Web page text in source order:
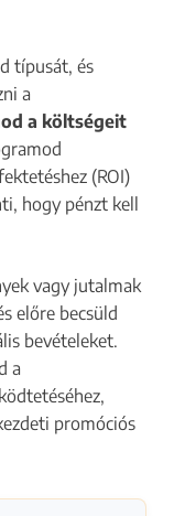
típusát, és
a
a költségeit
(ROI)
hogy pénzt kell
vagy jutalmak
előre becsüld
bevételeket.
a
promóciós